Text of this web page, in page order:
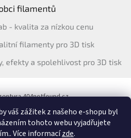
váš zážitek z našeho e-shopu byl
tohoto webu vyjadřujete
Více informacízde.
filamentů
- kvalita za nízkou cenu
filamenty pro 3D tisk
efekty a spolehlivost pro 3D tisk
404notfound.cz
ERYONE pro ČR